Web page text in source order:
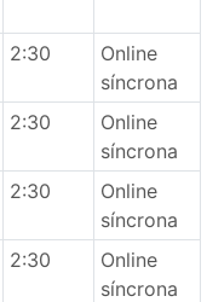
2:30
Online
síncrona
2:30
Online
síncrona
2:30
Online
síncrona
2:30
Online
síncrona